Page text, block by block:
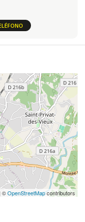
| ©OpenStreetMapcontributors